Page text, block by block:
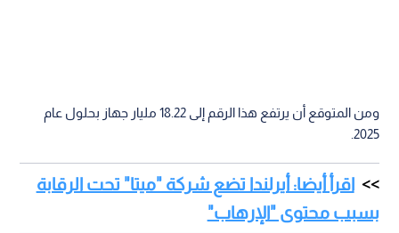
ومن المتوقع أن يرتفع هذا الرقم إلى 18.22 مليار جهاز بحلول عام
2025.
اقرأ أيضا: أيرلندا تضع شركة "ميتا" تحت الرقابة
بسبب محتوى "الإرهاب"